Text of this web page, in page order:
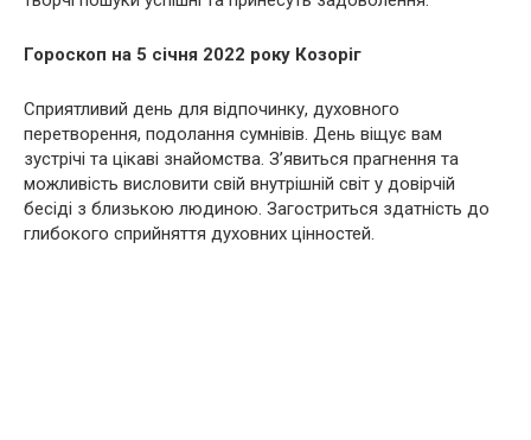
Гороскоп на 5 січня 2022 року Козоріг
Сприятливий день для відпочинку, духовного
перетворення, подолання сумнівів. День віщує вам
зустрічі та цікаві знайомства. З’явиться прагнення та
можливість висловити свій внутрішній світ у довірчій
бесіді з близькою людиною. Загостриться здатність до
глибокого сприйняття духовних цінностей.